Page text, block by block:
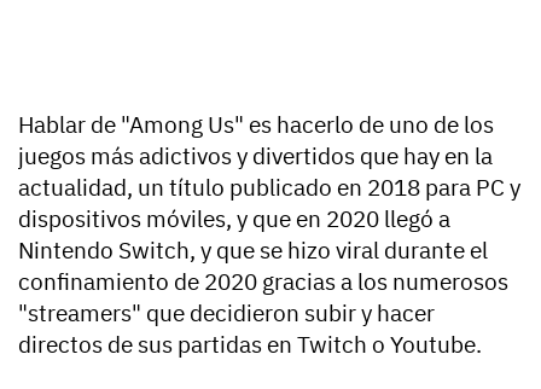
Hablar de "Among Us" es hacerlo de uno de los
juegos más adictivos y divertidos que hay en la
actualidad, un título publicado en 2018 para PC y
dispositivos móviles, y que en 2020 llegó a
Nintendo Switch, y que se hizo viral durante el
confinamiento de 2020 gracias a los numerosos
"streamers" que decidieron subir y hacer
directos de sus partidas en Twitch o Youtube.